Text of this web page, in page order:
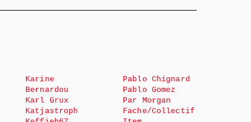
Karine
Bernardou
Karl Grux
Katjastroph
Pablo Chignard
Pablo Gomez
Par Morgan
Fache/Collectif